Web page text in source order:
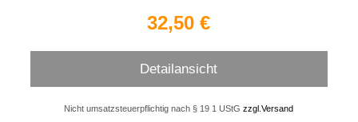
32,50 €
Detailansicht
Nicht umsatzsteuerpflichtig nach § 19 1 UStGzzgl.Versand